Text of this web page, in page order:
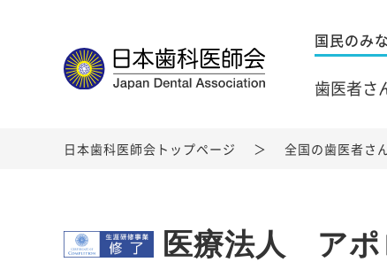
国民のみ
歯医者さ
日本歯科医師会トップページ 全国の歯医者さ
医療法人 アポ